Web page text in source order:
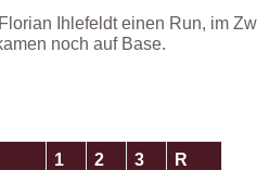
Ihlefeldt einen Run, im
noch auf Base.
1 2 3
R